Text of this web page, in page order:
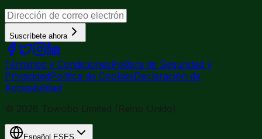
Suscríbete ahora
Términos y CondicionesPolítica de Seguridad y
PrivacidadPolítica de CookiesDeclaración de
Accesibilidad
© 2026 Towobo Limited (Reino Unido)
Español ES ES